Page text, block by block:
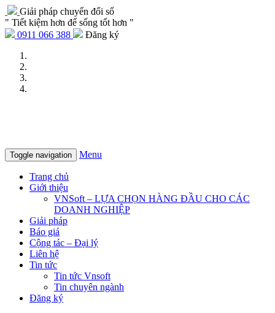
Giải pháp chuyển đổi số
" Tiết kiệm hơn để sống tốt hơn "
0911 066 388
Đăng ký
Toggle navigation Menu
Trang chủ
Giới thiệu
VNSoft – LỰA CHỌN HÀNG ĐẦU CHO CÁC
DOANH NGHIỆP
Giải pháp
Báo giá
Cộng tác – Đại lý
Liên hệ
Tin tức
Tin tức Vnsoft
Tin chuyên ngành
Đăng ký